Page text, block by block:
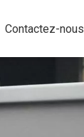
Contactez-nous